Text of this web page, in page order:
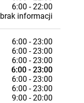
6:00 - 22:00
brak informacji
6:00 - 23:00
6:00 - 23:00
6:00 - 23:00
6:00 - 23:00
6:00 - 23:00
6:00 - 23:00
9:00 - 20:00